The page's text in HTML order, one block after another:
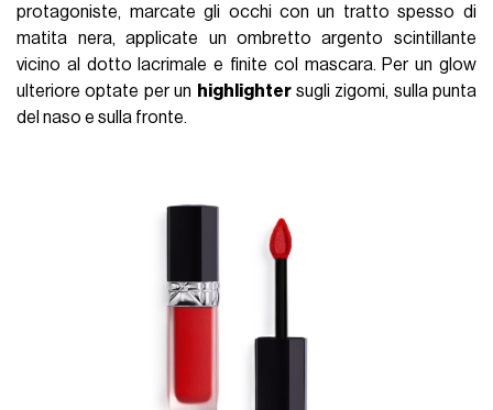
protagoniste, marcate gli occhi con un tratto spesso di
matita nera, applicate un ombretto argento scintillante
vicino al dotto lacrimale e finite col mascara. Per un glow
ulteriore optate per un highlightersugli zigomi, sulla punta
del naso e sulla fronte.